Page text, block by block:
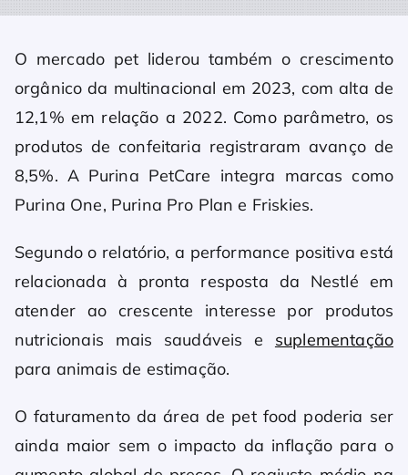
O mercado pet liderou também o crescimento
orgânico da multinacional em 2023, com alta de
12,1% em relação a 2022. Como parâmetro, os
produtos de confeitaria registraram avanço de
8,5%. A Purina PetCare integra marcas como
Purina One, Purina Pro Plan e Friskies.
Segundo o relatório, a performance positiva está
relacionada à pronta resposta da Nestlé em
atender ao crescente interesse por produtos
nutricionais mais saudáveis e suplementação
para animais de estimação.
O faturamento da área de pet food poderia ser
ainda maior sem o impacto da inflação para o